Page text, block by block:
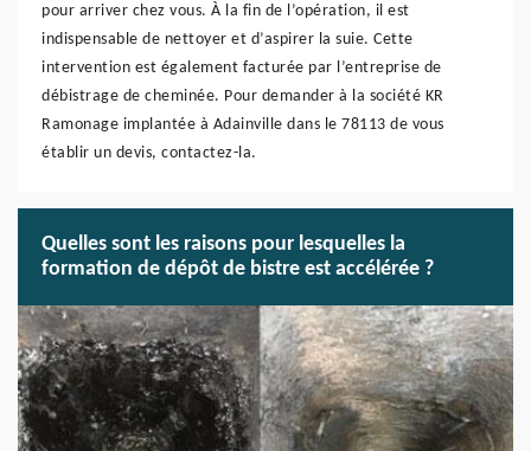
pour arriver chez vous. À la fin de l’opération, il est
indispensable de nettoyer et d’aspirer la suie. Cette
intervention est également facturée par l’entreprise de
débistrage de cheminée. Pour demander à la société KR
Ramonage implantée à Adainville dans le 78113 de vous
établir un devis, contactez-la.
Quelles sont les raisons pour lesquelles la
formation de dépôt de bistre est accélérée ?